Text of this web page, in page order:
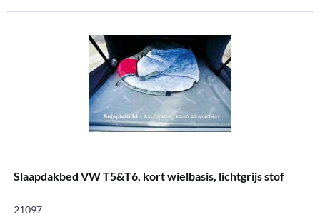
Slaapdakbed VW T5&T6, kort wielbasis, lichtgrijs stof
21097